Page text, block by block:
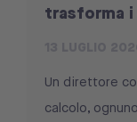
trasforma
Un direttore
calcolo,